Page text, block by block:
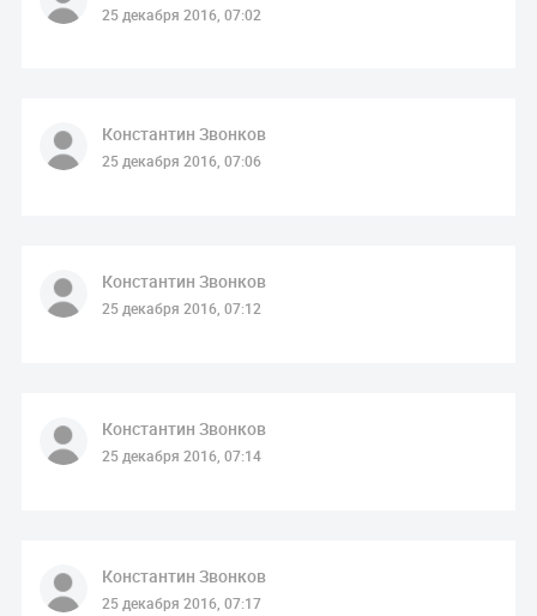
25 декабря 2016, 07:02
Константин Звонков
25 декабря 2016, 07:06
Константин Звонков
25 декабря 2016, 07:12
Константин Звонков
25 декабря 2016, 07:14
Константин Звонков
25 декабря 2016, 07:17